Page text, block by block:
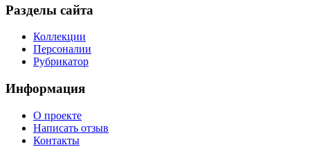
Разделы сайта
Коллекции
Персоналии
Рубрикатор
Информация
О проекте
Написать отзыв
Контакты